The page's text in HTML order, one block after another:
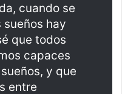
cuando se
hay
que todos
capaces
y que
entre